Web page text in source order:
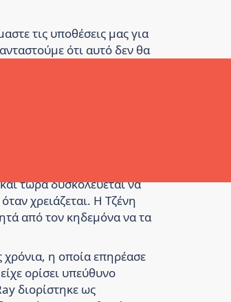
τις υποθέσεις μας για
ότι αυτό δεν θα
στις οποίες ένας
όταν είμαστε
χειρουργική επέμβαση.
για τους λογαριασμούς
τώρα δυσκολεύεται να
χρειάζεται. Η Τζένη
από τον κηδεμόνα να τα
η οποία επηρέασε
ορίσει υπεύθυνο
διορίστηκε ως